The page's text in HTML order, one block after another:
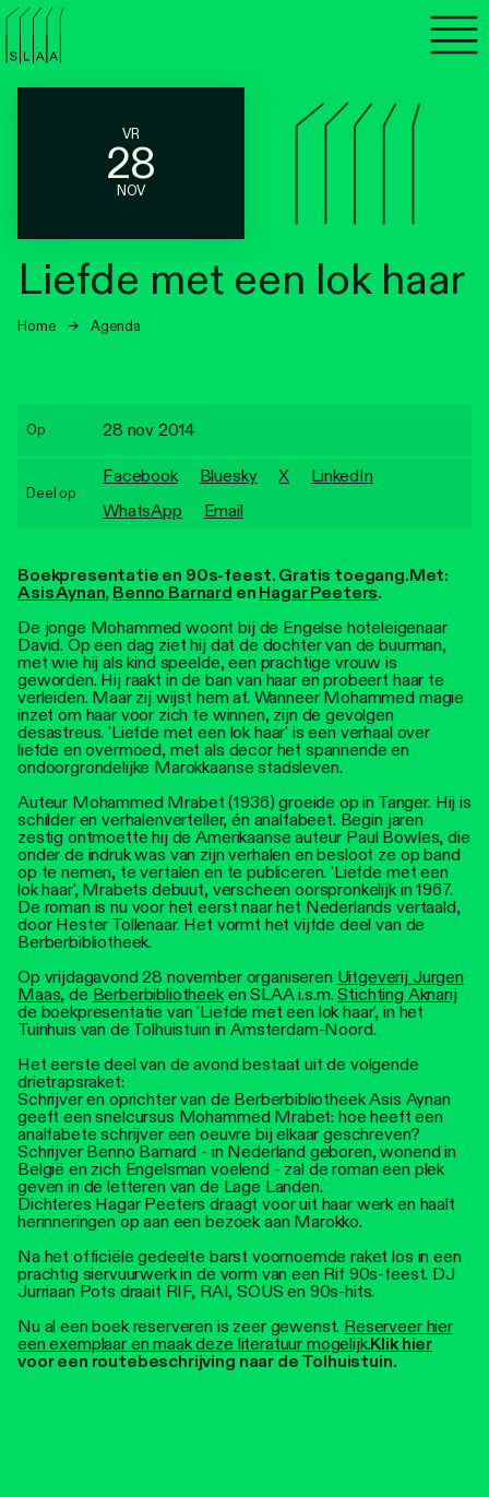
VR
28
NOV
Liefde met een lok haar
Home → Agenda
Boekpresentatie en 90s-feest. Gratis toegang.Met:
Asis Aynan, Benno Barnard en Hagar Peeters.
De jonge Mohammed woont bij de Engelse hoteleigenaar
David. Op een dag ziet hij dat de dochter van de buurman,
met wie hij als kind speelde, een prachtige vrouw is
geworden. Hij raakt in de ban van haar en probeert haar te
verleiden. Maar zij wijst hem af. Wanneer Mohammed magie
inzet om haar voor zich te winnen, zijn de gevolgen
desastreus. 'Liefde met een lok haar' is een verhaal over
liefde en overmoed, met als decor het spannende en
ondoorgrondelijke Marokkaanse stadsleven.
Auteur Mohammed Mrabet (1936) groeide op in Tanger. Hij is
schilder en verhalenverteller, én analfabeet. Begin jaren
zestig ontmoette hij de Amerikaanse auteur Paul Bowles, die
onder de indruk was van zijn verhalen en besloot ze op band
op te nemen, te vertalen en te publiceren. 'Liefde met een
lok haar', Mrabets debuut, verscheen oorspronkelijk in 1967.
De roman is nu voor het eerst naar het Nederlands vertaald,
door Hester Tollenaar. Het vormt het vijfde deel van de
Berberbibliotheek.
Op vrijdagavond 28 november organiseren Uitgeverij Jurgen
Maas, de Berberbibliotheeken SLAA i.s.m.Stichting Aknarij
de boekpresentatie van 'Liefde met een lok haar', in het
Tuinhuis van de Tolhuistuin in Amsterdam-Noord.
Het eerste deel van de avond bestaat uit de volgende
drietrapsraket:
Schrijver en oprichter van de Berberbibliotheek Asis Aynan
geeft een snelcursus Mohammed Mrabet: hoe heeft een
analfabete schrijver een oeuvre bij elkaar geschreven?
Schrijver Benno Barnard - in Nederland geboren, wonend in
België en zich Engelsman voelend - zal de roman een plek
geven in de letteren van de Lage Landen.
Dichteres Hagar Peeters draagt voor uit haar werk en haalt
herinneringen op aan een bezoek aan Marokko.
Na het officiële gedeelte barst voornoemde raket los in een
prachtig siervuurwerk in de vorm van een Rif 90s-feest. DJ
Jurriaan Pots draait RIF, RAI, SOUS en 90s-hits.
Nu al een boek reserveren is zeer gewenst. Reserveer hier
een exemplaar en maak deze literatuur mogelijk.Klik hier
voor een routebeschrijving naar de Tolhuistuin.
Op 28 nov 2014
Deel op
Facebook Bluesky X
LinkedIn
WhatsApp
Email
Agenda
Luisteren
Nieuwsbrief
Personen
Stadsdichter